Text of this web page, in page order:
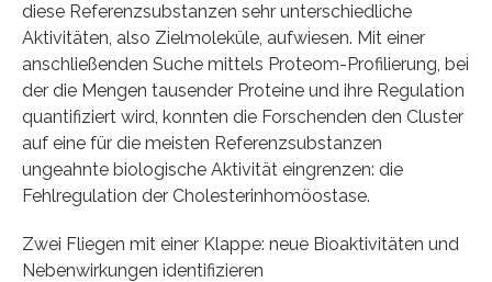
diese Referenzsubstanzen sehr unterschiedliche
Aktivitäten, also Zielmoleküle, aufwiesen. Mit einer
anschließenden Suche mittels Proteom-Profilierung, bei
der die Mengen tausender Proteine und ihre Regulation
quantifiziert wird, konnten die Forschenden den Cluster
auf eine für die meisten Referenzsubstanzen
ungeahnte biologische Aktivität eingrenzen: die
Fehlregulation der Cholesterinhomöostase.
Zwei Fliegen mit einer Klappe: neue Bioaktivitäten und
Nebenwirkungen identifizieren